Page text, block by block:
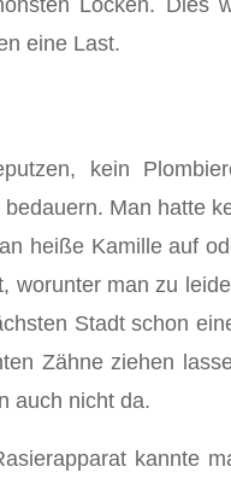
Locken. Dies
eine Last.
kein
Man hatte
heiße Kamil­le auf
man zu
Stadt schon
Zähne ziehen
auch nicht da.
kannte